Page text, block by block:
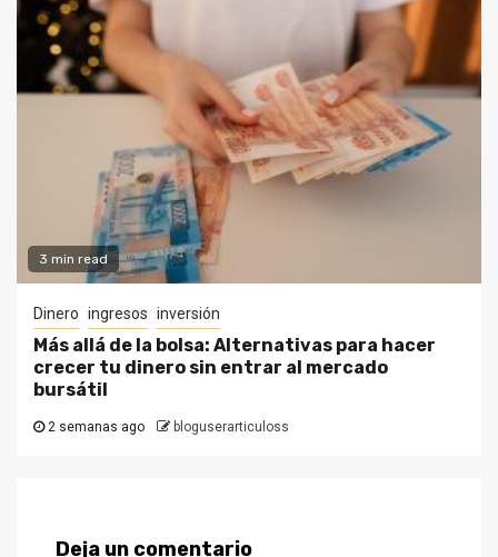
3 min read
Dinero ingresos inversión
Más allá de la bolsa: Alternativas para hacer
crecer tu dinero sin entrar al mercado
bursátil
2 semanas ago bloguserarticuloss
Deja un comentario